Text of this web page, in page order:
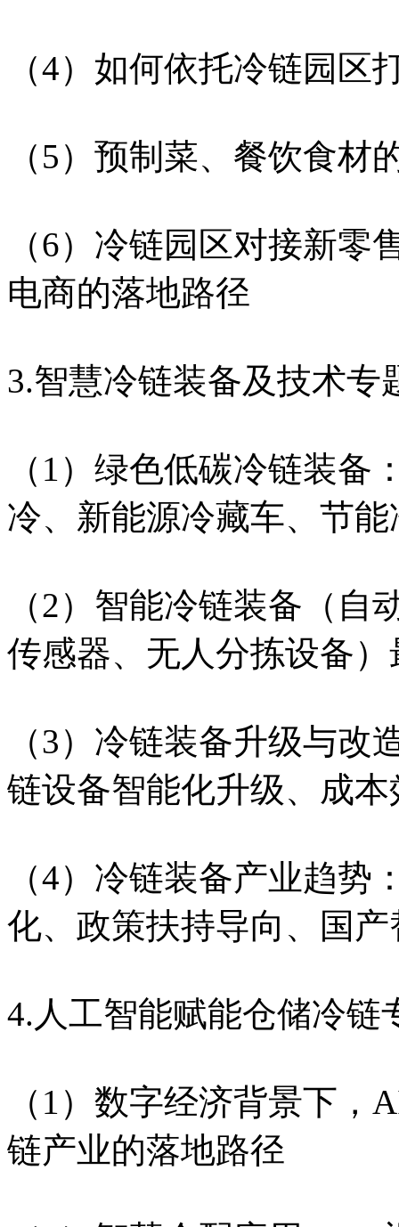
（4）如何依托冷链园
（5）预制菜、餐饮食材
（6）冷链园区对接新
电商的落地路径
3.智慧冷链装备及技术专
（1）绿色低碳冷链装
冷、新能源冷藏车、节
（2）智能冷链装备（
传感器、无人分拣设备
（3）冷链装备升级与
链设备智能化升级、成
（4）冷链装备产业趋
化、政策扶持导向、国
4.人工智能赋能仓储冷链
（1）数字经济背景下
链产业的落地路径